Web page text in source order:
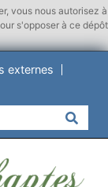
vous nous autorisez à
s'opposer à ce dépôt
externes